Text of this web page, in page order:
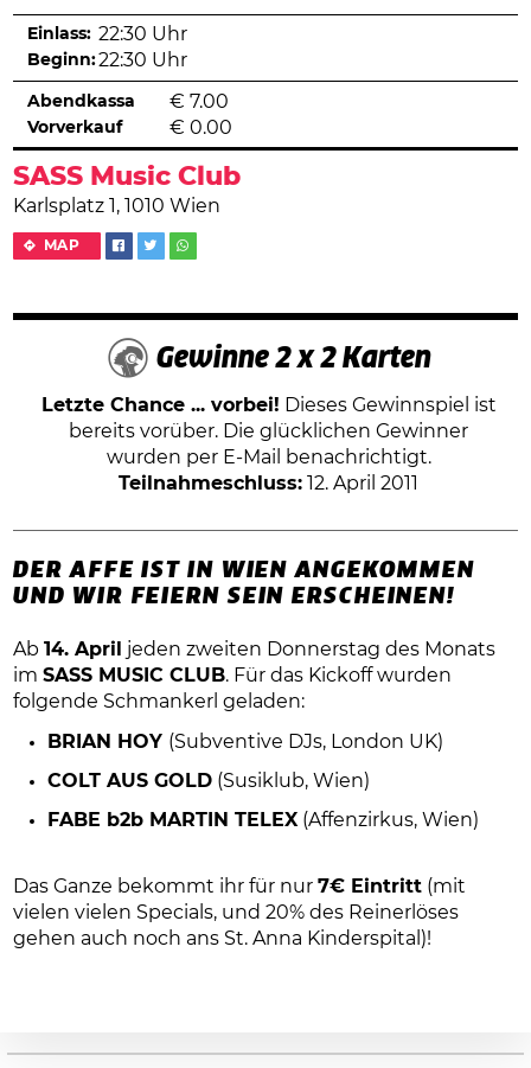
SASS Music Club
Karlsplatz 1, 1010 Wien
MAP
Einlass: 22:30 Uhr
Beginn:22:30 Uhr
Abendkassa € 7.00
Vorverkauf € 0.00
Gewinne 2 x 2 Karten
Letzte Chance ... vorbei! Dieses Gewinnspiel ist
bereits vorüber. Die glücklichen Gewinner
wurden per E-Mail benachrichtigt.
Teilnahmeschluss: 12. April 2011
DER AFFE IST IN WIEN ANGEKOMMEN
UND WIR FEIERN SEIN ERSCHEINEN!
Ab14. April
jeden zweiten Donnerstag des Monats
imSASS MUSIC CLUB. Für das Kickoff wurden
folgende Schmankerl geladen:
BRIAN HOY (Subventive DJs, London UK)
COLT AUS GOLD(Susiklub, Wien)
FABE b2b MARTIN TELEX(Affenzirkus, Wien)
Das Ganze bekommt ihr für nur7€ Eintritt (mit
vielen vielen Specials, und 20% des Reinerlöses
gehen auch noch ans St. Anna Kinderspital)!